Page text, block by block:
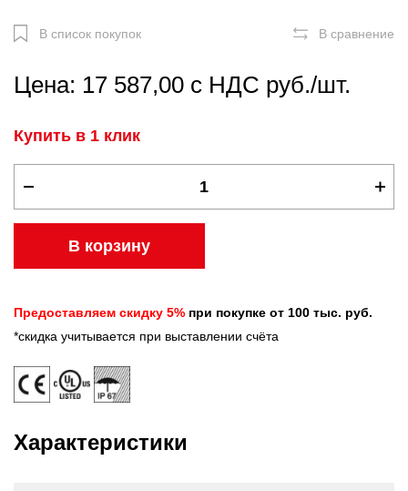
В список покупок В сравнение
Цена: 17 587,00 с НДС руб./шт.
Купить в 1 клик
В корзину
Предоставляем скидку 5% при покупке от 100 тыс. руб.
*скидка учитывается при выставлении счёта
Характеристики